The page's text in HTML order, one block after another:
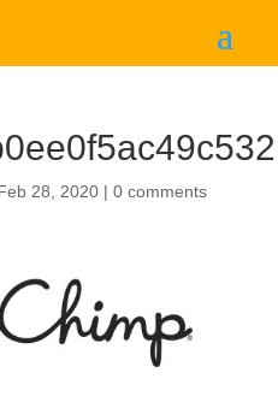
28, 2020| 0 comments